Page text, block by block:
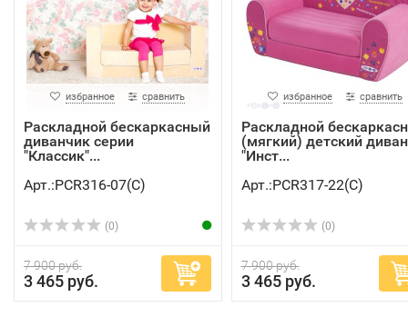
избранное сравнить
Раскладной бескаркасный
диванчик серии
"Классик"...
Арт.:PCR316-07(C)
(0)
7 900 руб.
3 465 руб.
избранное сравнить
Раскладной
(мягкий) детский диван
"Инст...
Арт.:PCR317-22(C)
(0)
7 900 руб.
3 465 руб.